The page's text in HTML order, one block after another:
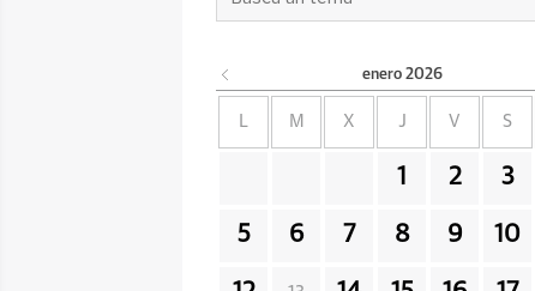
enero 2026
L M X J V S
1 2 3
5 6 7 8 9 10